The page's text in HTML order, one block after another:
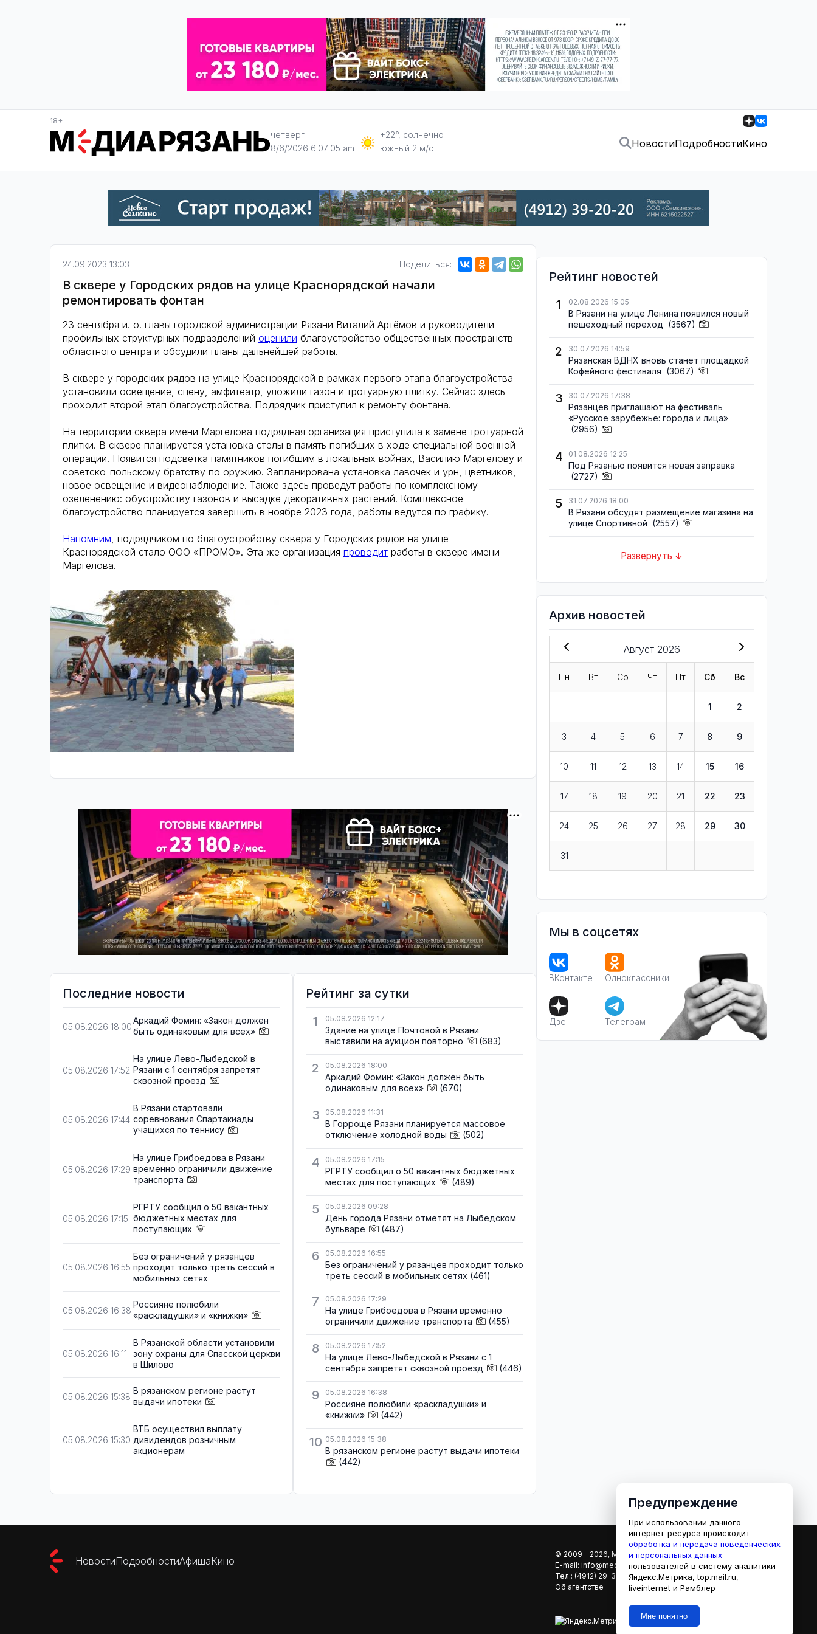
18+
четверг
8/6/2026 6:07:06 am
+22°, солнечно
южный 2 м/с
НовостиПодробностиКино
24.09.2023 13:03 Поделиться:
В сквере у Городских рядов на улице Краснорядской начали
ремонтировать фонтан
23 сентября и. о. главы городской администрации Рязани Виталий Артёмов и руководители
профильных структурных подразделений оценили благоустройство общественных пространств
областного центра и обсудили планы дальнейшей работы.
В сквере у городских рядов на улице Краснорядской в рамках первого этапа благоустройства
установили освещение, сцену, амфитеатр, уложили газон и тротуарную плитку. Сейчас здесь
проходит второй этап благоустройства. Подрядчик приступил к ремонту фонтана.
На территории сквера имени Маргелова подрядная организация приступила к замене тротуарной
плитки. В сквере планируется установка стелы в память погибших в ходе специальной военной
операции. Появится подсветка памятников погибшим в локальных войнах, Василию Маргелову и
советско-польскому братству по оружию. Запланирована установка лавочек и урн, цветников,
новое освещение и видеонаблюдение. Также здесь проведут работы по комплексному
озеленению: обустройству газонов и высадке декоративных растений. Комплексное
благоустройство планируется завершить в ноябре 2023 года, работы ведутся по графику.
Напомним, подрядчиком по благоустройству сквера у Городских рядов на улице
Краснорядской стало ООО «ПРОМО». Эта же организация проводит работы в сквере имени
Маргелова.
Последние новости
05.08.2026 18:00
Аркадий Фомин: «Закон должен
быть одинаковым для всех»
05.08.2026 17:52
На улице Лево-Лыбедской в
Рязани с 1 сентября запретят
сквозной проезд
05.08.2026 17:44
В Рязани стартовали
соревнования Спартакиады
учащихся по теннису
05.08.2026 17:29
На улице Грибоедова в Рязани
временно ограничили движение
транспорта
05.08.2026 17:15
РГРТУ сообщил о 50 вакантных
бюджетных местах для
поступающих
05.08.2026 16:55
Без ограничений у рязанцев
проходит только треть сессий в
мобильных сетях
05.08.2026 16:38
Россияне полюбили
«раскладушки» и «книжки»
05.08.2026 16:11
В Рязанской области установили
зону охраны для Спасской церкви
в Шилово
05.08.2026 15:38
В рязанском регионе растут
выдачи ипотеки
05.08.2026 15:30
ВТБ осуществил выплату
дивидендов розничным
акционерам
Рейтинг за сутки
1
05.08.2026 12:17
Здание на улице Почтовой в Рязани
выставили на аукцион повторно
(683)
2 05.08.2026 18:00
Аркадий Фомин: «Закон должен быть
одинаковым для всех»
(670)
3 05.08.2026 11:31
В Горроще Рязани планируется массовое
отключение холодной воды
(502)
4 05.08.2026 17:15
РГРТУ сообщил о 50 вакантных бюджетных
местах для поступающих
(489)
5 05.08.2026 09:28
День города Рязани отметят на Лыбедском
бульваре
(487)
6 05.08.2026 16:55
Без ограничений у рязанцев проходит только
треть сессий в мобильных сетях (461)
7 05.08.2026 17:29
На улице Грибоедова в Рязани временно
ограничили движение транспорта
(455)
8 05.08.2026 17:52
На улице Лево-Лыбедской в Рязани с 1
сентября запретят сквозной проезд
(446)
9 05.08.2026 16:38
Россияне полюбили «раскладушки» и
«книжки»
(442)
10 05.08.2026 15:38
В рязанском регионе растут выдачи ипотеки
(442)
Рейтинг новостей
1
02.08.2026 15:05
В Рязани на улице Ленина появился новый
пешеходный переход (3567)
2 30.07.2026 14:59
Рязанская ВДНХ вновь станет площадкой
Кофейного фестиваля (3067)
3 30.07.2026 17:38
Рязанцев приглашают на фестиваль
«Русское зарубежье: города и лица»
(2956)
4 01.08.2026 12:25
Под Рязанью появится новая заправка
(2727)
5 31.07.2026 18:00
В Рязани обсудят размещение магазина на
улице Спортивной (2557)
Развернуть ↓
Архив новостей
Август 2026
Пн Вт Ср Чт Пт Сб Вс
1 2
3 4 5 6 7 8 9
10 11 12 13 14 15 16
17 18 19 20 21 22 23
24 25 26 27 28 29 30
31
Мы в соцсетях
ВКонтакте Одноклассники
Дзен Телеграм
НовостиПодробностиАфишаКино
© 2009 - 2026, МЕДИАРЯЗАНЬ
E-mail: info@mediaryazan.ru, reklama@mediaryazan.ru
Тел.: (4912) 29-33-66
Об агентстве
Предупреждение
При использовании данного
интернет-ресурса происходит
обработка и передача поведенческих
и персональных данных
пользователей в систему аналитики
Яндекс.Метрика, top.mail.ru,
liveinternet и Рамблер
Мне понятно